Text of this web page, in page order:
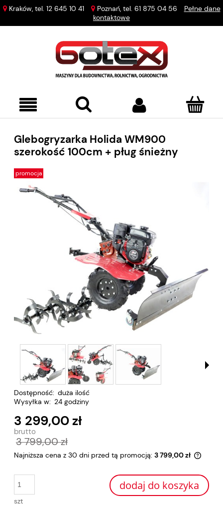
Kraków, tel. 12 645 10 41 Poznań, tel. 61 875 04 56
Pełne dane
kontaktowe
Glebogryzarka Holida WM900
szerokość 100cm + pług śnieżny
promocja
Dostępność: duża ilość
Wysyłka w: 24 godziny
3 299,00 zł
3 799,00 zł
Najniższa cena z 30 dni przed tą promocją: 3 799,00 zł
30
szt
dodaj do koszyka